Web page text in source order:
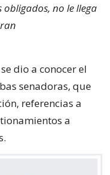
obligados, no le llega
dio a conocer el
senadoras, que
referencias a
a